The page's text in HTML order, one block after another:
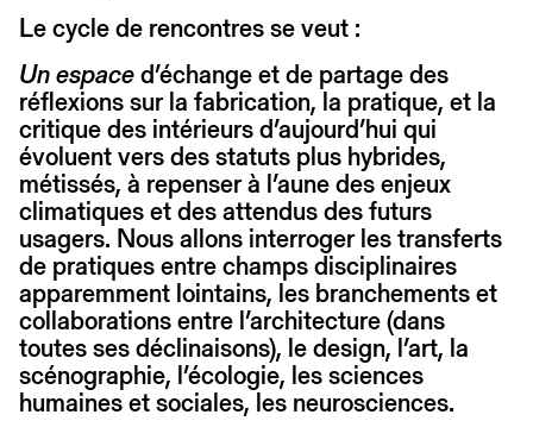
Le cycle de rencontres se veut :
Un espaced’échange et de partage des
réflexions sur la fabrication, la pratique, et la
critique des intérieurs d’aujourd’hui qui
évoluent vers des statuts plus hybrides,
métissés, à repenser à l’aune des enjeux
climatiques et des attendus des futurs
usagers. Nous allons interroger les transferts
de pratiques entre champs disciplinaires
apparemment lointains, les branchements et
collaborations entre l’architecture (dans
toutes ses déclinaisons), le design, l’art, la
scénographie, l’écologie, les sciences
humaines et sociales, les neurosciences.